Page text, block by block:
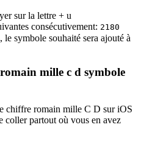
sur la lettre + u
consécutivement: 21 80
symbole souhaité sera ajouté à
mille c d symbole
chiffre romain mille C D sur iOS
coller partout où vous en avez